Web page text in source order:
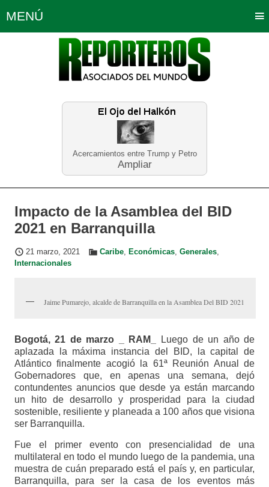
Acercamientos entre Trump y Petro
Ampliar
MENÚ
Política Opinión Bogotá
Planeta Tierra Deportes
Educación Neira
Impacto de la Asamblea del BID
2021 en Barranquilla
21 marzo, 2021 Caribe, Económicas, Generales,
Internacionales
Jaime Pumarejo, alcalde de Barranquilla en la Asamblea Del BID 2021
Bogotá, 21 de marzo _ RAM_
Luego de un año de
aplazada la máxima instancia del BID, la capital de
Atlántico finalmente acogió la 61ª Reunión Anual de
Gobernadores que, en apenas una semana, dejó
contundentes anuncios que desde ya están marcando
un hito de desarrollo y prosperidad para la ciudad
sostenible, resiliente y planeada a 100 años que visiona
ser Barranquilla.
Fue el primer evento con presencialidad de una
multilateral en todo el mundo luego de la pandemia, una
muestra de cuán preparado está el país y, en particular,
Barranquilla, para ser la casa de los eventos más